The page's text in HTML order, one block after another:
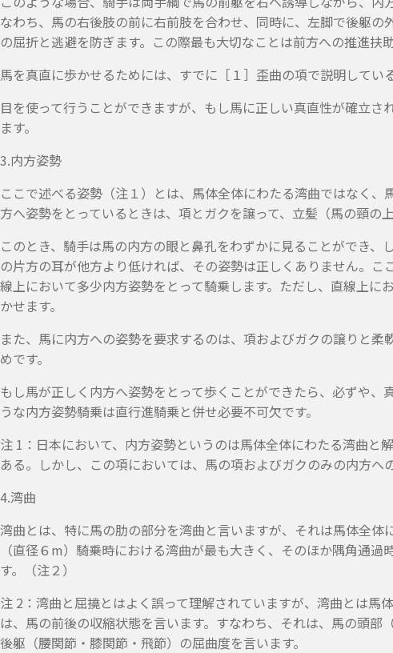
なわち、馬の右後肢の前に右前肢を合わせ、同時に、左脚で後躯
の屈折と逃避を防ぎます。この際最も大切なことは前方への推進扶助
馬を真直に歩かせるためには、すでに［１］歪曲の項で説明してい
目を使って行うことができますが、もし馬に正しい真直性が確立
ます。
3.内方姿勢
ここで述べる姿勢（注１）とは、馬体全体にわたる湾曲ではなく
方へ姿勢をとっているときは、項とガクを譲って、立髪（馬の頸の
このとき、騎手は馬の内方の眼と鼻孔をわずかに見ることができ
の片方の耳が他方より低ければ、その姿勢は正しくありません。
線上において多少内方姿勢をとって騎乗します。ただし、直線上に
かせます。
また、馬に内方への姿勢を要求するのは、項およびガクの譲りと
めです。
もし馬が正しく内方へ姿勢をとって歩くことができたら、必ずや、
うな内方姿勢騎乗は直行進騎乗と併せ必要不可欠です。
注 1：日本において、内方姿勢というのは馬体全体にわたる湾曲と
ある。しかし、この項においては、馬の項およびガクのみの内方へ
4.湾曲
湾曲とは、特に馬の肋の部分を湾曲と言いますが、それは馬体全体
（直径６m）騎乗時における湾曲が最も大きく、そのほか隅角通
す。（注２）
注 2：湾曲と屈撓とはよく誤って理解されていますが、湾曲とは馬
は、馬の前後の収縮状態を言います。すなわち、それは、馬の頭部
後躯（腰関節・膝関節・飛節）の屈曲度を言います。